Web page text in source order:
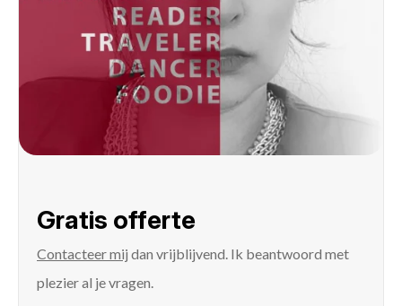
Gratis offerte
Contacteer mij dan vrijblijvend. Ik beantwoord met
plezier al je vragen.